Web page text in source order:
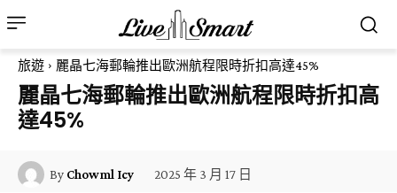
旅遊 麗晶七海郵輪推出歐洲航程限時折扣高達45%
麗晶七海郵輪推出歐洲航程限時折扣高
達45%
By Chowml Icy 2025 年 3 月 17 日